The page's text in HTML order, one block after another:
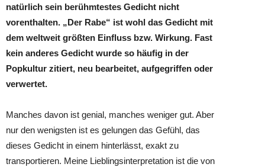
natürlich sein berühmtestes Gedicht nicht
vorenthalten. „Der Rabe“ ist wohl das Gedicht mit
dem weltweit größten Einfluss bzw. Wirkung. Fast
kein anderes Gedicht wurde so häufig in der
Popkultur zitiert, neu bearbeitet, aufgegriffen oder
verwertet.
Manches davon ist genial, manches weniger gut. Aber
nur den wenigsten ist es gelungen das Gefühl, das
dieses Gedicht in einem hinterlässt, exakt zu
transportieren. Meine Lieblingsinterpretation ist die von